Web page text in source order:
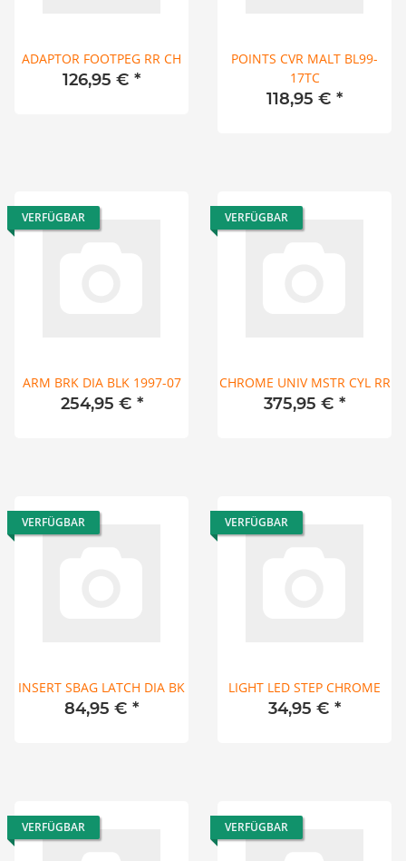
ADAPTOR FOOTPEG RR CH
126,95 € *
POINTS CVR MALT BL99-
17TC
118,95 € *
VERFÜGBAR
ARM BRK DIA BLK 1997-07
254,95 € *
VERFÜGBAR
CHROME UNIV MSTR CYL RR
375,95 € *
VERFÜGBAR
INSERT SBAG LATCH DIA BK
84,95 € *
VERFÜGBAR
LIGHT LED STEP CHROME
34,95 € *
VERFÜGBAR VERFÜGBAR